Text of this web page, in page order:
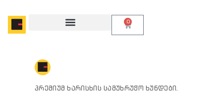
0
პრემიუმ ხარისხის სამუხრუჭო ხუნდები.